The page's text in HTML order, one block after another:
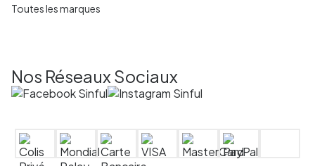
Toutes les marques
Nos Réseaux Sociaux